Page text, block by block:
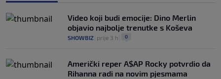
Video koji budi emocije: Dino Merlin
objavio najbolje trenutke s Koševa
SHOWBIZ prije 3 h 0
Američki reper A$AP Rocky potvrdio da
Rihanna radi na novim pjesmama